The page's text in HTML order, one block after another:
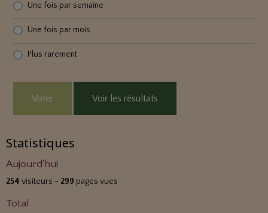
Une fois par semaine
Une fois par mois
Plus rarement
Voter Voir les résultats
Statistiques
Aujourd'hui
254 visiteurs - 299 pages vues
Total